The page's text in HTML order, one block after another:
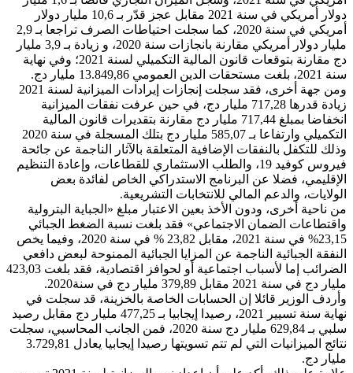
دولار أمريكي في سنة 2021 مقابل عجز قدّر بـ 10,6 مليار دولار
أمريكي في سنة 2020، كما سجلت احتياطات الصرف تراجعا بـ 2,9
مليار دولار أمريكي مقارنة بانجازات سنة 2020، و زيادة بـ 3,9 مليار
دج مقارنة بتوقعات قانون المالية التكميلي لسنة 2021؛ وفي نهاية
سنة 2021، بلغت مستحقات الدين العمومي 13.849,86 مليار دج.
ومن جهة أخرى، فقد سجلت إنجازات إيرادات الميزانية لسنة 2021
زيادة قدرها 717,28 مليار دج، في حين عرفت نفقات الميزانية
انخفاضا بمبلغ 717,44 مليار دج مقارنة بتقديرات قانون المالية
التكميلي وارتفاعا بـ 585,07 مليار دج بتلك المسجلة في سنة 2020
وذلك للتكفل بالنفقات الإضافية المتعلقة بالآثار الناجمة عن جائحة
فيروس كوفيد 19، والطلب الاستثماري للقطاعات، وإعادة التنظيم
الإقليمي، فضلا عن البرنامج الاستدراكي الخاص لفائدة بعض
الولايات، والدعم المالي للانتخابات التشريعية.
من ناحية أخرى، ودون الأخذ بعين الاعتبار مبلغ «الجباية البترولية
واقتطاعات الضمان الاجتماعي» فقد بلغت نسبة الضغط الجبائي
23,15% في سنة 2021، مقابل 23,82 % في سنة 2020، وفيما يخص
النفقة الجبائية الناجمة عن المزايا الجبائية الممنوحة لبعض دافعي
الضرائب إما لأسباب اجتماعية أو لحوافز اقتصادية، فقد بلغت 423,03
مليار دج في سنة 2021 مقابل 379,89 مليار دج في سنة2020.
وأردف الوزير قائلا إن الحسابات الخاصة بالخزينة، قد سجلت في
نهاية سنة تسيير 2021، رصيدا إيجابيا بـ 477,25 مليار دج مقابل رصيد
سلبي بـ 629,84 مليار دج سنة 2020، فمن الجانب المحاسبي، سجلت
نتائج الميزانيات التي لم تتم تسويتها رصيدا إيجابيا يعادل 3.729,81
مليار دج.